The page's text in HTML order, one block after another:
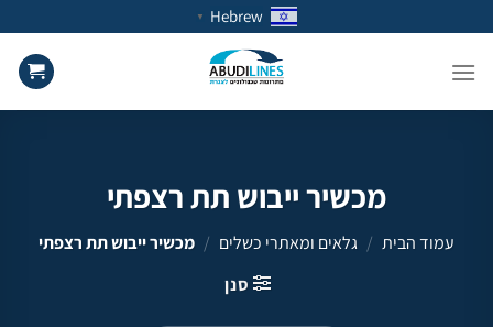
to
content
Hebrew
▼
מכשיר ייבוש תת רצפתי
עמוד הבית / גלאים ומאתרי כשלים / מכשיר ייבוש תת רצפתי
סנן